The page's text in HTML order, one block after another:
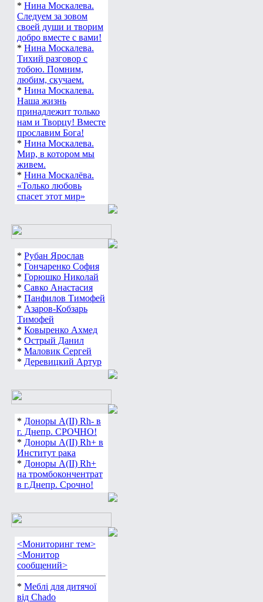
* Нина Москалева.
Следуем за зовом
своей души и творим
добро вместе с вами!
* Нина Москалева.
Тихий разговор с
тобою. Помним,
любим, скучаем.
* Нина Москалева.
Наша жизнь
принадлежит только
нам и Творцу! Вместе
прославим Бога!
* Нина Москалева.
Мир, в котором мы
живем.
* Нина Москалёва.
«Только любовь
спасет этот мир»
* Рубан Ярослав
* Гончаренко София
* Горюшко Николай
* Савко Анастасия
* Панфилов Тимофей
* Азаров-Кобзарь
Тимофей
* Ковыренко Ахмед
* Острый Данил
* Маловик Сергей
* Деревицкий Артур
* Доноры А(ІІ) Rh- в
г. Днепр. СРОЧНО!
* Доноры А(ІІ) Rh+ в
Институт рака
* Доноры А(ІІ) Rh+
на тромбокончентрат
в г.Днепр. Срочно!
<Мониторинг тем>
<Монитор
сообщений>
* Меблі для дитячої
від Chado